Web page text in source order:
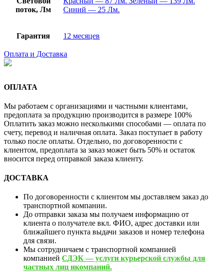
поток, Лм
Синий — 25 Лм.
Гарантия 12 месяцев
Оплата и Доставка
ОПЛАТА
Мы работаем с организациями и частными клиентами,
предоплата за продукцию производится в размере 100%
Оплатить заказ можно несколькими способами — оплата по
счету, перевод и наличная оплата. Заказ поступает в работу
только после оплаты. Отдельно, по договоренности с
клиентом, предоплата за заказ может быть 50% и остаток
вносится перед отправкой заказа клиенту.
ДОСТАВКА
По договоренности с клиентом мы доставляем заказ до
транспортной компании.
До отправки заказа мы получаем информацию от
клиента о получателе вкл. ФИО, адрес доставки или
ближайшего пункта выдачи заказов и номер телефона
для связи.
Мы сотрудничаем с транспортной компанией
компанией СДЭК — услуги курьерской службы для
частных лиц икомпаний.